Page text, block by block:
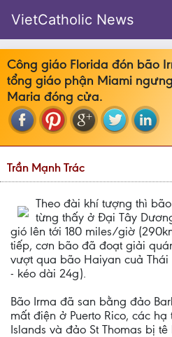
VietCatholic News
Công giáo Florida đón bão
tổng giáo phận Miami
Maria đóng cửa.
Trần Mạnh Trác
Theo đài khí tượng thì
từng thấy ở Đại Tây
gió lên tới 180 miles/giờ
tiếp, cơn bão đã đoạt giải
vượt qua bão Haiyan cuả
- kéo dài 24g).
Bão Irma đã san bằng đảo
mất điện ở Puerto Rico, các
Islands và đảo St Thomas bị tê